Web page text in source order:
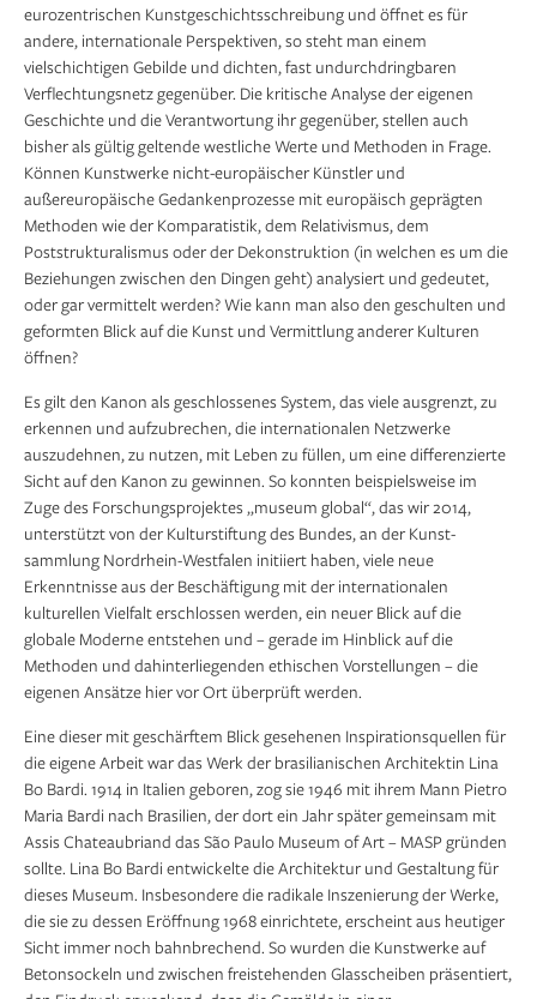
eurozentrischen Kunstgeschichtsschreibung und öffnet es für
andere, internationale Perspektiven, so steht man einem
vielschichtigen Gebilde und dichten, fast undurchdringbaren
Verflechtungsnetz gegenüber. Die kritische Analyse der eigenen
Geschichte und die Verantwortung ihr gegenüber, stellen auch
bisher als gültig geltende westliche Werte und Methoden in Frage.
Können Kunstwerke nicht-europäischer Künstler und
außereuropäische Gedankenprozesse mit europäisch geprägten
Methoden wie der Komparatistik, dem Relativismus, dem
Poststrukturalismus oder der Dekonstruktion (in welchen es um die
Beziehungen zwischen den Dingen geht) analysiert und gedeutet,
oder gar vermittelt werden? Wie kann man also den geschulten und
geformten Blick auf die Kunst und Vermittlung anderer Kulturen
öffnen?
Es gilt den Kanon als geschlossenes System, das viele ausgrenzt, zu
erkennen und aufzubrechen, die internationalen Netzwerke
auszudehnen, zu nutzen, mit Leben zu füllen, um eine differenzierte
Sicht auf den Kanon zu gewinnen. So konnten beispielsweise im
Zuge des Forschungsprojektes „museum global“, das wir 2014,
unterstützt von der Kulturstiftung des Bundes, an der Kunst-
sammlung Nordrhein-Westfalen initiiert haben, viele neue
Erkenntnisse aus der Beschäftigung mit der internationalen
kulturellen Vielfalt erschlossen werden, ein neuer Blick auf die
globale Moderne entstehen und – gerade im Hinblick auf die
Methoden und dahinterliegenden ethischen Vorstellungen – die
eigenen Ansätze hier vor Ort überprüft werden.
Eine dieser mit geschärftem Blick gesehenen Inspirationsquellen für
die eigene Arbeit war das Werk der brasilianischen Architektin Lina
Bo Bardi. 1914 in Italien geboren, zog sie 1946 mit ihrem Mann Pietro
Maria Bardi nach Brasilien, der dort ein Jahr später gemeinsam mit
Assis Chateaubriand das São Paulo Museum of Art – MASP gründen
sollte. Lina Bo Bardi entwickelte die Architektur und Gestaltung für
dieses Museum. Insbesondere die radikale Inszenierung der Werke,
die sie zu dessen Eröffnung 1968 einrichtete, erscheint aus heutiger
Sicht immer noch bahnbrechend. So wurden die Kunstwerke auf
Betonsockeln und zwischen freistehenden Glasscheiben präsentiert,